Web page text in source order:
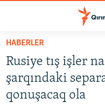
Esas
qaytmaq
Baş
navigatsiyağa
qaytmaq
SİYASET
İQTİSADİYAT
HABERLER
Rusiye tış işler
şarqındaki
qonuşacaq ola